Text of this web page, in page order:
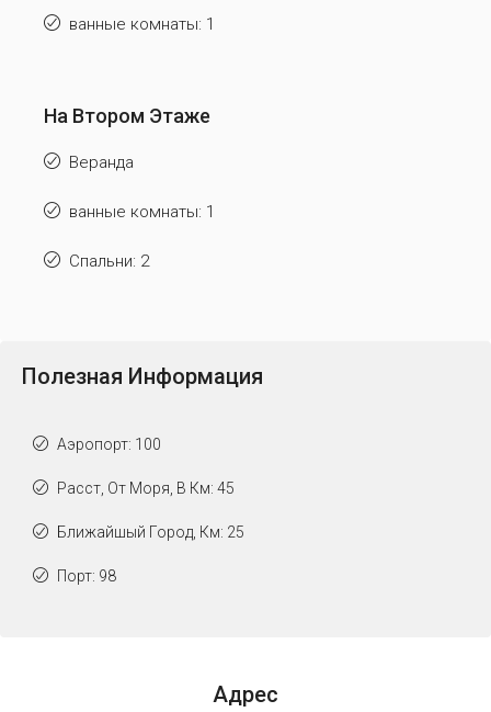
ванные комнаты: 1
На Втором Этаже
Веранда
ванные комнаты: 1
Спальни: 2
Полезная Информация
Аэропорт: 100
Расст, От Моря, В Км: 45
Ближайшый Город, Км: 25
Порт: 98
Адрес